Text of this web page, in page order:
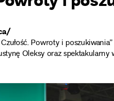
Powroty i
Oleksy oraz